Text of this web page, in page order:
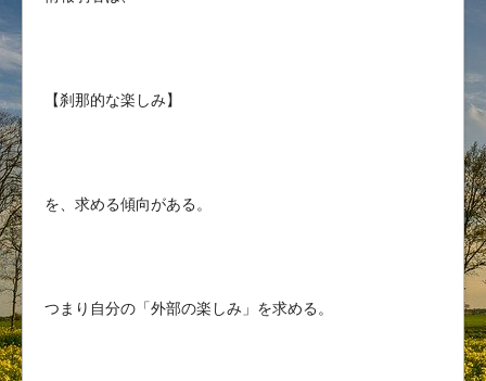
【刹那的な楽しみ】
を、求める傾向がある。
つまり自分の「外部の楽しみ」を求める。